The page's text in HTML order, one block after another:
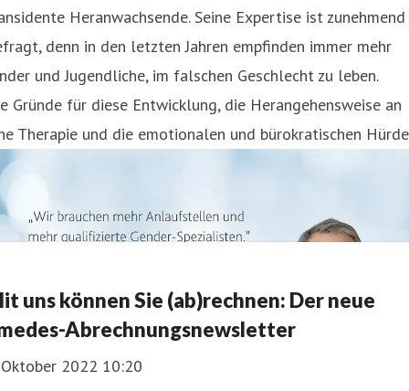
Heranwachsende. Seine Expertise ist zunehmend
denn in den letzten Jahren empfinden immer mehr
und Jugendliche, im falschen Geschlecht zu leben.
Gründe für diese Entwicklung, die Herangehensweise an
Therapie und die emotionalen und bürokratischen Hürde
uns können Sie (ab)rechnen: Der neue
Abrechnungsnewsletter
2022 10:20